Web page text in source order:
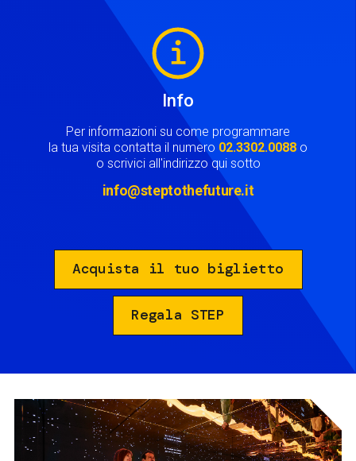
Info
Per informazioni su come programmare
la tua visita contatta il numero 02.3302.0088 o
o scrivici all'indirizzo qui sotto
info@steptothefuture.it
Acquista il tuo biglietto
Regala STEP